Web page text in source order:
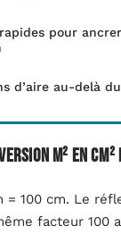
pour
d’aire au-delà
m² en
= 100 cm. Le
facteur 100